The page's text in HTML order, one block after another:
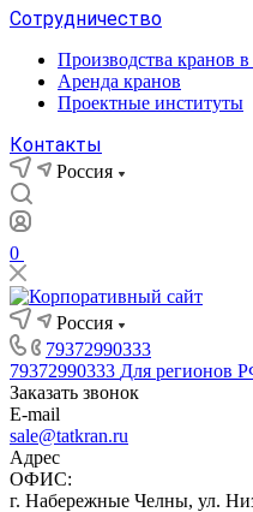
Сотрудничество
Производства кранов
Аренда кранов
Проектные институты
Контакты
Россия
0
Россия
79372990333
79372990333 Для регионов
Заказать звонок
E-mail
sale@tatkran.ru
Адрес
ОФИС:
г. Набережные Челны, ул.